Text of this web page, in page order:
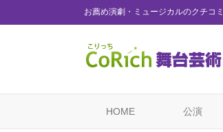
お薦め演劇・ミュージカルのクチコ
HOME 公演